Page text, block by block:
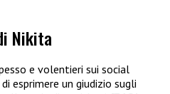
Nikita
e volentieri sui social
esprimere un giudizio sugli